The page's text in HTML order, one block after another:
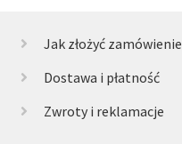
Jak złożyć zamówienie
Dostawa i płatność
Zwroty i reklamacje